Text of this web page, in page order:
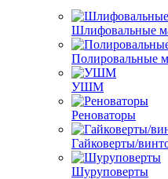
Шлифовальные
Полировальные
УШМ
Реноваторы
Гайковерты/
Шуруповерты